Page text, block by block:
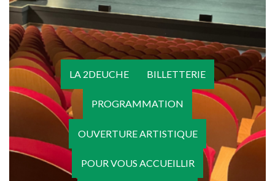
LA 2DEUCHE BILLETTERIE
PROGRAMMATION
OUVERTURE ARTISTIQUE
POUR VOUS ACCUEILLIR